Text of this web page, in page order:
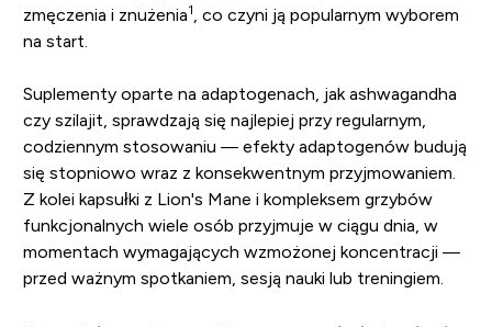
zmęczenia i znużenia1
, co czyni ją popularnym wyborem
na start.
Suplementy oparte na adaptogenach, jak ashwagandha
czy szilajit, sprawdzają się najlepiej przy regularnym,
codziennym stosowaniu — efekty adaptogenów budują
się stopniowo wraz z konsekwentnym przyjmowaniem.
Z kolei kapsułki z Lion's Mane i kompleksem grzybów
funkcjonalnych wiele osób przyjmuje w ciągu dnia, w
momentach wymagających wzmożonej koncentracji —
przed ważnym spotkaniem, sesją nauki lub treningiem.